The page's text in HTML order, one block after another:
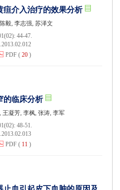
疸介入治疗的效果分析
毅, 李志强, 苏泽文
44-47.
PDF ( 20 )
的临床分析
王凝芳, 李枫, 张涛, 李军
48-51.
PDF ( 11 )